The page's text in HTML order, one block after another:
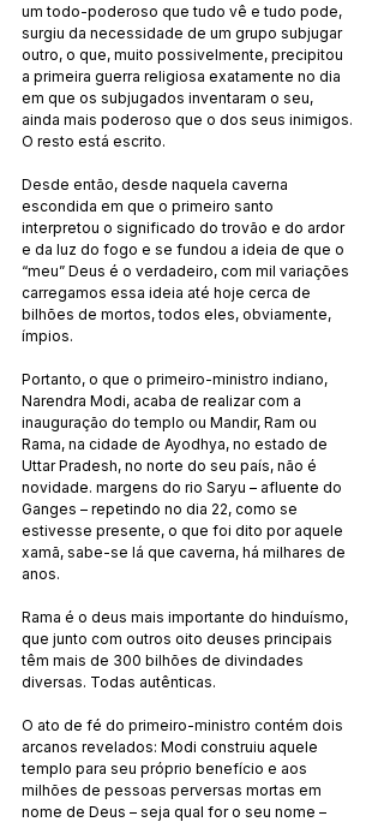
um todo-poderoso que tudo vê e tudo pode,
surgiu da necessidade de um grupo subjugar
outro, o que, muito possivelmente, precipitou
a primeira guerra religiosa exatamente no dia
em que os subjugados inventaram o seu,
ainda mais poderoso que o dos seus inimigos.
O resto está escrito.
Desde então, desde naquela caverna
escondida em que o primeiro santo
interpretou o significado do trovão e do ardor
e da luz do fogo e se fundou a ideia de que o
“meu” Deus é o verdadeiro, com mil variações
carregamos essa ideia até hoje cerca de
bilhões de mortos, todos eles, obviamente,
ímpios.
Portanto, o que o primeiro-ministro indiano,
Narendra Modi, acaba de realizar com a
inauguração do templo ou Mandir, Ram ou
Rama, na cidade de Ayodhya, no estado de
Uttar Pradesh, no norte do seu país, não é
novidade. margens do rio Saryu – afluente do
Ganges – repetindo no dia 22, como se
estivesse presente, o que foi dito por aquele
xamã, sabe-se lá que caverna, há milhares de
anos.
Rama é o deus mais importante do hinduísmo,
que junto com outros oito deuses principais
têm mais de 300 bilhões de divindades
diversas. Todas autênticas.
O ato de fé do primeiro-ministro contém dois
arcanos revelados: Modi construiu aquele
templo para seu próprio benefício e aos
milhões de pessoas perversas mortas em
nome de Deus – seja qual for o seu nome –